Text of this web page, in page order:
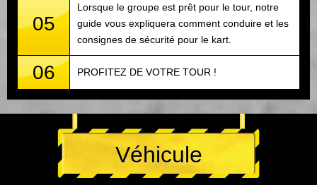
05
Lorsque le groupe est prêt pour le tour, notre
guide vous expliquera comment conduire et les
consignes de sécurité pour le kart.
06 PROFITEZ DE VOTRE TOUR !
Véhicule